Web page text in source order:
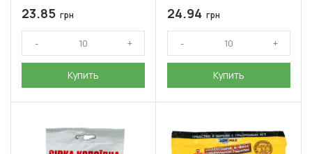
23.85 грн
Купить
24.94 грн
Купить